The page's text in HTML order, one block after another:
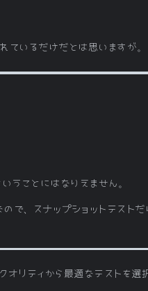
いるだけだとは思いますが。
うことにはなりえません。
で、スナップショットテストだ
リティから最適なテストを選